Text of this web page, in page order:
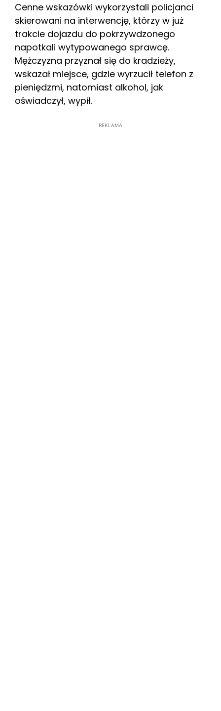
Cenne wskazówki wykorzystali policjanci
skierowani na interwencję, którzy w już
trakcie dojazdu do pokrzywdzonego
napotkali wytypowanego sprawcę.
Mężczyzna przyznał się do kradzieży,
wskazał miejsce, gdzie wyrzucił telefon z
pieniędzmi, natomiast alkohol, jak
oświadczył, wypił.
REKLAMA